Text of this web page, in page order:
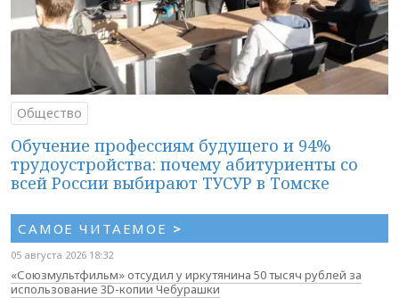
Общество
Обучение профессиям будущего и 94%
трудоустройства: почему абитуриенты со
всей России выбирают ТУСУР в Томске
САМОЕ ЧИТАЕМОЕ >
05 августа 2026 18:32
«Союзмультфильм» отсудил у иркутянина 50 тысяч рублей за
использование 3D-копии Чебурашки